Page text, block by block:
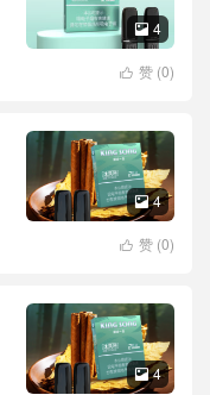
 4
 赞 (0)
 4
 赞 (0)
 4